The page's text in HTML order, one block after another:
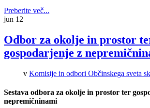
Preberite več...
jun 12
Odbor za okolje in prostor
gospodarjenje z
v Komisije in odbori Občinskega sveta
Sestava odbora za okolje in prostor ter
nepremičninami